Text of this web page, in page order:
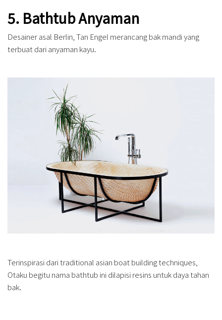
5. Bathtub Anyaman
Desainer asal Berlin, Tan Engel merancang bak mandi yang
terbuat dari anyaman kayu.
Terinspirasi dari traditional asian boat building techniques,
Otaku begitu nama bathtub ini dilapisi resins untuk daya tahan
bak.